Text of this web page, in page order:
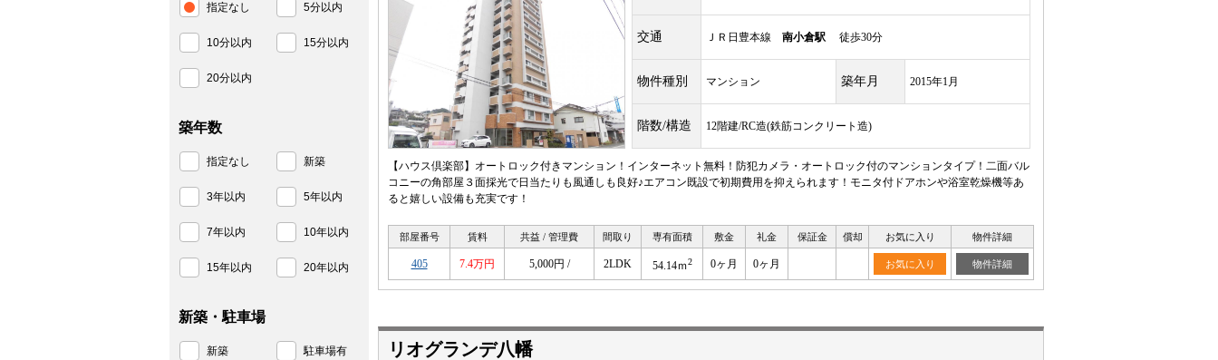
交通 ＪＲ日豊本線 南小倉駅 徒歩30分
物件種別 マンション 築年月 2015年1月
階数/構造 12階建/RC造(鉄筋コンクリート造)
【ハウス倶楽部】オートロック付きマンション！インターネット無料！防犯カメラ・オートロック付のマンションタイプ！二面バル
コニーの角部屋３面採光で日当たりも風通しも良好♪エアコン既設で初期費用を抑えられます！モニタ付ドアホンや浴室乾燥機等あ
ると嬉しい設備も充実です！
部屋番号 賃料 共益 / 管理費 間取り 専有面積 敷金 礼金 保証金 償却 お気に入り 物件詳細
405 7.4万円 5,000円 / 2LDK 54.14ｍ2 0ヶ月 0ヶ月 お気に入り 物件詳細
リオグランデ八幡
指定なし 5分以内
10分以内 15分以内
20分以内
築年数
指定なし 新築
3年以内 5年以内
7年以内 10年以内
15年以内 20年以内
新築・駐車場
新築 駐車場有